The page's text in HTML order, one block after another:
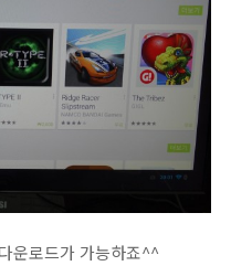
운로드가 가능하죠^^